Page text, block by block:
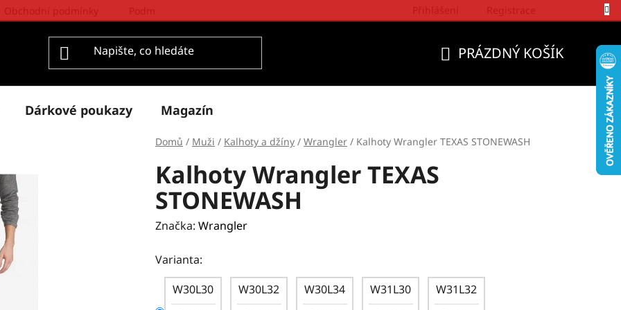
PRÁZDNÝ KOŠÍK
Dárkové poukazy Magazín
Domů / Muži / Kalhoty a džíny / Wrangler / Kalhoty Wrangler TEXAS STONEWASH
Kalhoty Wrangler TEXAS
STONEWASH
Značka: Wrangler
Varianta:
W30L30
W30L32 W30L34 W31L30 W31L32